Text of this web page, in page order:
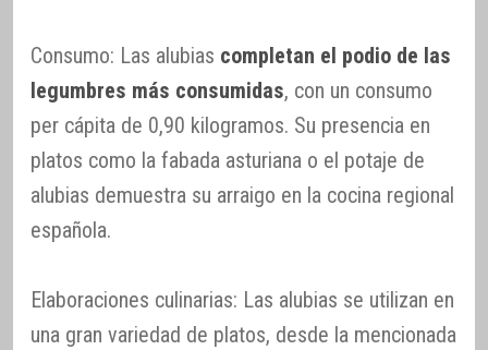
Consumo: Las alubias completan el podio de las
legumbres más consumidas, con un consumo
per cápita de 0,90 kilogramos. Su presencia en
platos como la fabada asturiana o el potaje de
alubias demuestra su arraigo en la cocina regional
española.
Elaboraciones culinarias: Las alubias se utilizan en
una gran variedad de platos, desde la mencionada